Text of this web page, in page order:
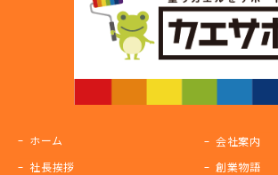
ホーム
会社案内
社長挨拶
創業物語